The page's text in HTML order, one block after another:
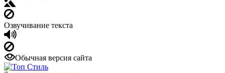
Озвучивание текста
Обычная версия сайта